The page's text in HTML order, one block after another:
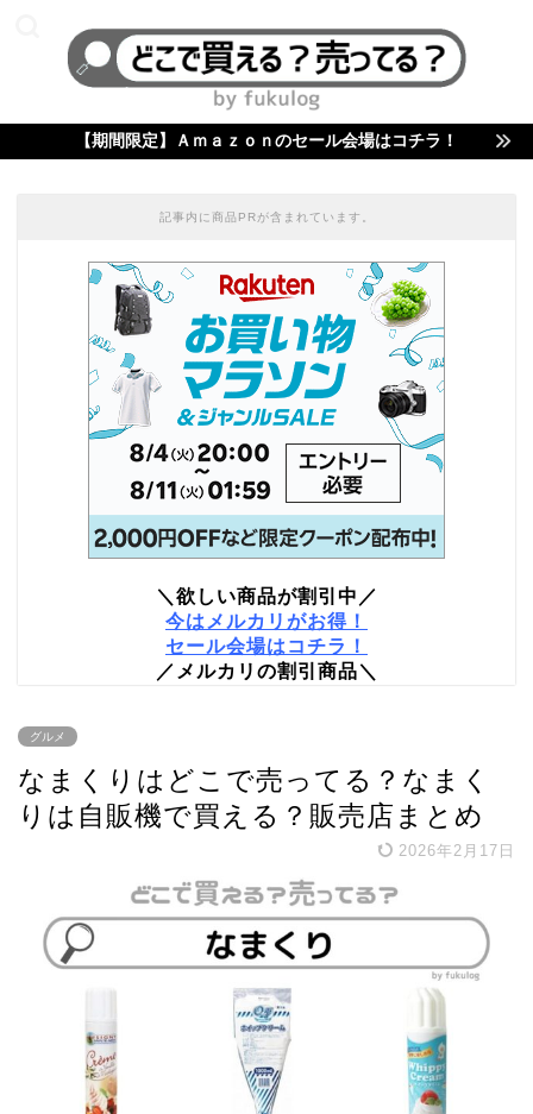
【期間限定】Ａｍａｚｏｎのセール会場はコチラ！
記事内に商品PRが含まれています。
＼欲しい商品が割引中／
今はメルカリがお得！
セール会場はコチラ！
／メルカリの割引商品＼
グルメ
なまくりはどこで売ってる？なまく
りは自販機で買える？販売店まとめ
2026年2月17日